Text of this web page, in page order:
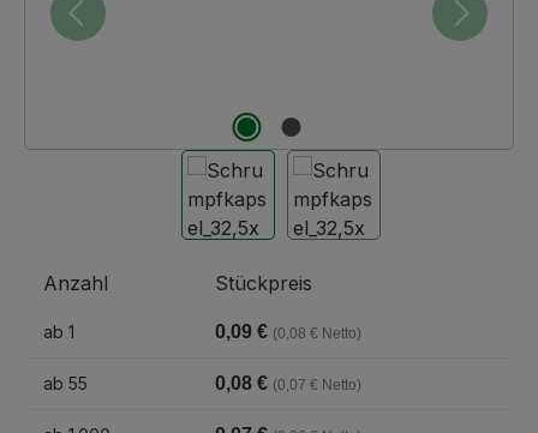
Anzahl Stückpreis
ab 1 0,09 € (0,08 € Netto)
ab 55 0,08 € (0,07 € Netto)